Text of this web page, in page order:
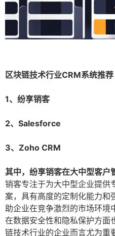
区块链技术行业CRM系统推荐
1、纷享销客
2、Salesforce
3、Zoho CRM
其中，纷享销客在大中型客户
销客专注于为大中型企业提供
案，具有高度的定制化能力和
助企业在竞争激烈的市场环境
在数据安全性和隐私保护方面
链技术行业的企业而言尤为重